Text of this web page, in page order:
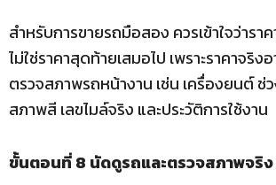
สำหรับการขายรถมือสอง ควรเข้าใจว่ารา
ไม่ใช่ราคาสุดท้ายเสมอไป เพราะราคาจริ
ตรวจสภาพรถหน้างาน เช่น เครื่องยนต์ ช่
สภาพสี เลขไมล์จริง และประวัติการใช้งาน
ขั้นตอนที่ 8 นัดดูรถและตรวจสภาพจริง